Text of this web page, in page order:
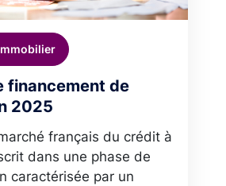
financement de
2025
français du crédit à
dans une phase de
caractérisée par un